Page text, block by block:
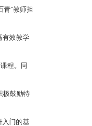
青”教师担
有效教学
程。同
极鼓励特
入门的基